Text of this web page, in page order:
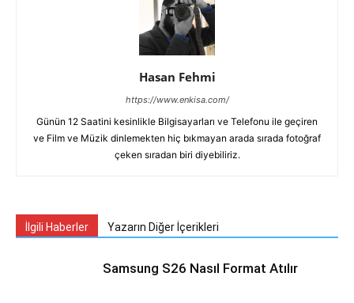
Hasan Fehmi
https://www.enkisa.com/
Günün 12 Saatini kesinlikle Bilgisayarları ve Telefonu ile geçiren
ve Film ve Müzik dinlemekten hiç bıkmayan arada sırada fotoğraf
çeken sıradan biri diyebiliriz.
İlgili Haberler Yazarın Diğer İçerikleri
Samsung S26 Nasıl Format Atılır